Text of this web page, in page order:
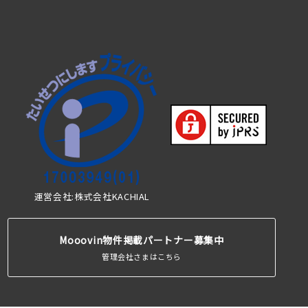
運営会社:株式会社KACHIAL
Mooovin物件掲載パートナー募集中
管理会社さまはこちら